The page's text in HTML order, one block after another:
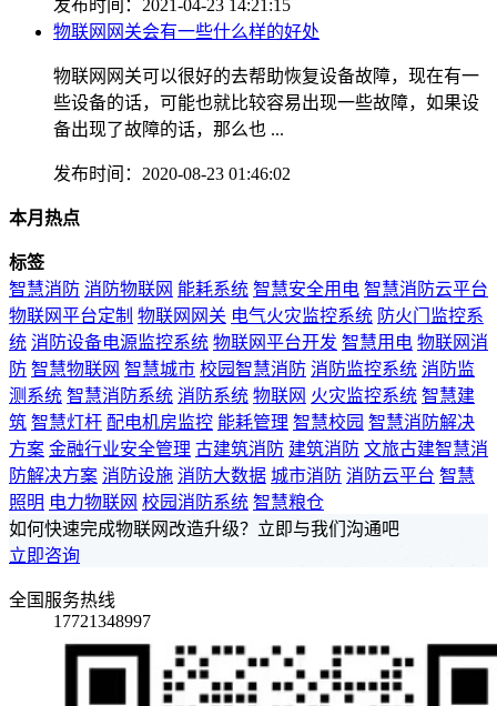
发布时间：2021-04-23 14:21:15
物联网网关会有一些什么样的好处
物联网网关可以很好的去帮助恢复设备故障，现在有一
些设备的话，可能也就比较容易出现一些故障，如果设
备出现了故障的话，那么也 ...
发布时间：2020-08-23 01:46:02
本月热点
标签
智慧消防 消防物联网 能耗系统 智慧安全用电 智慧消防云平台
物联网平台定制 物联网网关 电气火灾监控系统 防火门监控系
统 消防设备电源监控系统 物联网平台开发 智慧用电 物联网消
防 智慧物联网 智慧城市 校园智慧消防 消防监控系统 消防监
测系统 智慧消防系统 消防系统 物联网 火灾监控系统 智慧建
筑 智慧灯杆 配电机房监控 能耗管理 智慧校园 智慧消防解决
方案 金融行业安全管理 古建筑消防 建筑消防 文旅古建智慧消
防解决方案 消防设施 消防大数据 城市消防 消防云平台 智慧
照明 电力物联网 校园消防系统 智慧粮仓
如何快速完成物联网改造升级？立即与我们沟通吧
立即咨询
全国服务热线
17721348997